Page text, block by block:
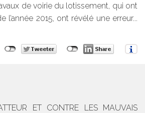
de voirie du lotissement, qui ont
l’année 2015, ont révélé une erreur...
ET CONTRE LES MAUVAIS